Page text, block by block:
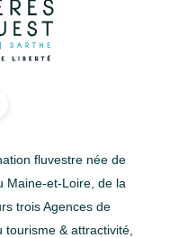
fluvestre née de
Maine-et-Loire, de la
trois Agences de
tourisme & attractivité,